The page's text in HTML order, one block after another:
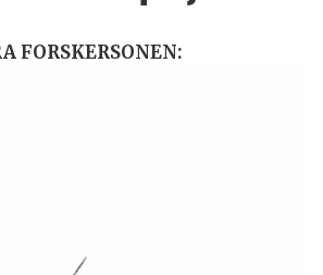
FORSKERSONEN: